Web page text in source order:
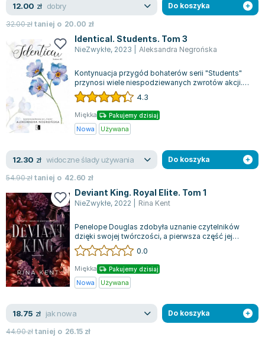
Agnieszka Maciąg
Barbara Wrzesińska
Terry Pratchett
Virginia Woolf
Lorraine Warren
Ajahn Brahm
Lucinda Riley
Jacek Walkiewicz
12.00 zł dobry
32.00złtaniej o 20.00 zł
Do koszyka
Identical. Students. Tom 3
NieZwykłe, 2023 Aleksandra Negrońska
Kontynuacja przygód bohaterów serii "Students"
przynosi wiele niespodziewanych zwrotów akcji.
Losy Rosanny i Zaydena, które po wsp...
4.3
Miękka Pakujemy dzisiaj
Nowa Używana
12.30 zł widoczne ślady używania
54.90złtaniej o 42.60 zł
Do koszyka
Deviant King. Royal Elite. Tom 1
NieZwykłe, 2022 Rina Kent
Penelope Douglas zdobyła uznanie czytelników
dzięki swojej twórczości, a pierwsza część jej
trylogii New Adult wzbudza spore emocj...
0.0
Miękka Pakujemy dzisiaj
Nowa Używana
18.75 zł jak nowa
44.90złtaniej o 26.15 zł
Do koszyka